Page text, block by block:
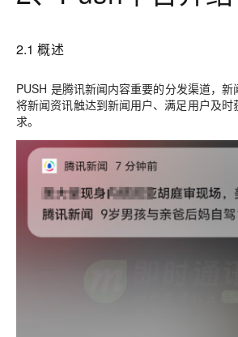
2.1 概述
PUSH 是腾讯新闻内容重要的分发渠道，新
将新闻资讯触达到新闻用户、满足用户及时
求。